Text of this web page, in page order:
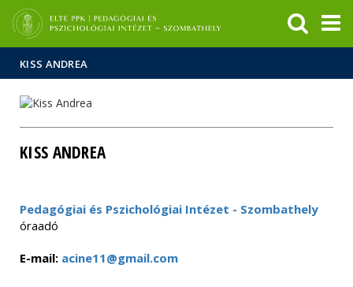
Hírek
Események
ELTE a
sajtóban
KISS ANDREA
KISS ANDREA
Pedagógiai és Pszichológiai Intézet - Szombathely
óraadó
E-mail: acine11@gmail.com